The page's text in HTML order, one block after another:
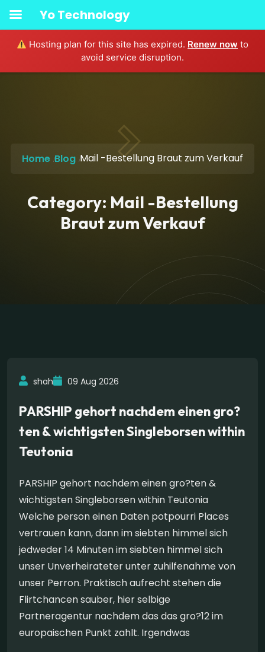
Hosting plan for this site has expired. Renew now to
avoid service disruption.
Home Blog Mail -Bestellung Braut zum Verkauf
Category: Mail -Bestellung
Braut zum Verkauf
shah 09 Aug 2026
PARSHIP gehort nachdem einen gro?
ten & wichtigsten Singleborsen within
Teutonia
PARSHIP gehort nachdem einen gro?ten &
wichtigsten Singleborsen within Teutonia
Welche person einen Daten potpourri Places
vertrauen kann, dann im siebten himmel sich
jedweder 14 Minuten im siebten himmel sich
unser Unverheirateter unter zuhilfenahme von
unser Perron. Praktisch aufrecht stehen die
Flirtchancen sauber, hier selbige
Partneragentur nachdem das das gro?12 im
europaischen Punkt zahlt. Irgendwas
Yo Technology